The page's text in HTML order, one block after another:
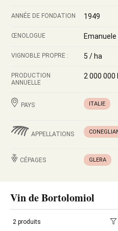
ANNÉE DE FONDATION 1949
ŒNOLOGUE
VIGNOBLE PROPRE : 5 / ha
PRODUCTION
ANNUELLE
2 000
PAYS ITALIE
APPELLATIONS
CÉPAGES GLERA
Vin de Bortolomiol
2 produits